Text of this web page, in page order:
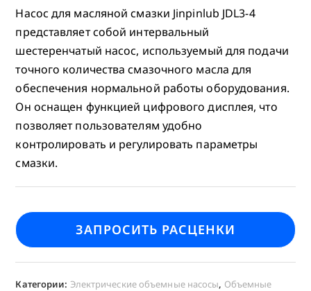
Насос для масляной смазки Jinpinlub JDL3-4
представляет собой интервальный
шестеренчатый насос, используемый для подачи
точного количества смазочного масла для
обеспечения нормальной работы оборудования.
Он оснащен функцией цифрового дисплея, что
позволяет пользователям удобно
контролировать и регулировать параметры
смазки.
ЗАПРОСИТЬ РАСЦЕНКИ
Категории: Электрические объемные насосы, Объемные